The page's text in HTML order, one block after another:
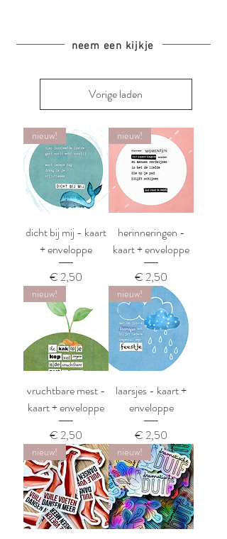
neem een kijkje
Vorige laden
nieuw!
dicht bij mij - kaart
+ enveloppe
Prijs
€ 2,50
nieuw!
herinneringen -
kaart + enveloppe
Prijs
€ 2,50
nieuw!
vruchtbare mest -
kaart + enveloppe
Prijs
€ 2,50
nieuw!
laarsjes - kaart +
enveloppe
Prijs
€ 2,50
nieuw! nieuw!